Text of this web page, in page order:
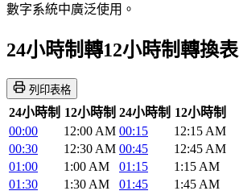
數字系統中廣泛使用。
24小時制轉12小時制轉換表
列印表格
24小時制 12小時制 24小時制 12小時制
00:00
12:00 AM 00:15
12:15 AM
00:30
12:30 AM 00:45
12:45 AM
01:00
1:00 AM 01:15
1:15 AM
01:30
1:30 AM 01:45
1:45 AM